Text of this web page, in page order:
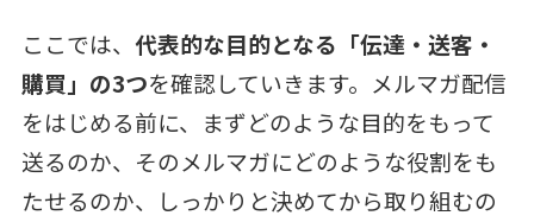
ここでは、 代表的な目的となる「伝達・送客・
購買」の3つを確認していきます。メルマガ配信
をはじめる前に、まずどのような目的をもって
送るのか、そのメルマガにどのような役割をも
たせるのか、しっかりと決めてから取り組むの